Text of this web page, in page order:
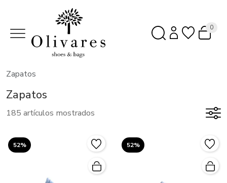
0
Zapatos
Zapatos
185 artículos mostrados
52% 52%